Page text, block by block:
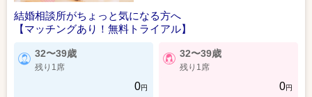
結婚相談所がちょっと気になる方へ
【マッチングあり！無料トライアル】
32〜39歳
残り1席
0円
32〜39歳
残り1席
0円